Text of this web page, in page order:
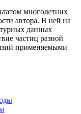
многолетних
автора. В ней на
данных
частиц разной
применяемыми